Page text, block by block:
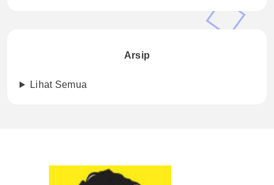
Arsip
Lihat Semua